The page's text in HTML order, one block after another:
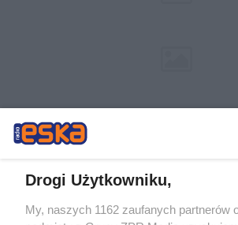
Drogi Użytkowniku,
My, naszych 1162 zaufanych partnerów